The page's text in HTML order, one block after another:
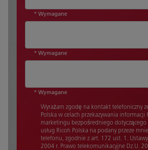
* Wymagane
* Wymagane
* Wymagane
Wyrażam zgodę na kontakt telefoniczny
Polska w celach przekazywania informacji
marketingu bezpośredniego
usług Ricoh Polska na podany przeze
telefonu, zgodnie z art. 172 ust. 1.
2004 r. Prawo telekomunikacyjne Dz.U.